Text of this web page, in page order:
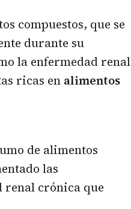
compuestos, que se
durante su
la enfermedad renal
ricas en alimentos
de alimentos
las
renal crónica que